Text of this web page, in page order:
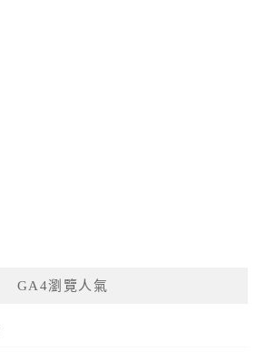
GA4瀏覽人氣